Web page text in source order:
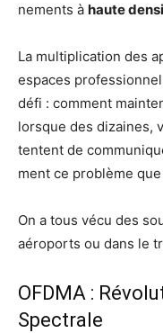
ne­ments à haute
La mul­ti­pli­ca­tion des
espaces
défi : com­ment
lorsque des dizaines,
tentent de
ment ce pro­blème
On a tous vécu des
aéro­ports ou dans le
OFDMA :
Spectrale